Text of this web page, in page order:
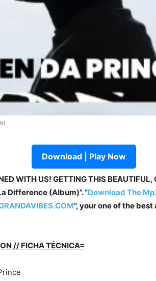
Download | Play Now
WITH US! GETTING THIS
Difference (Album)”. “Download The
”, your one of the
// FICHA TÉCNICA=